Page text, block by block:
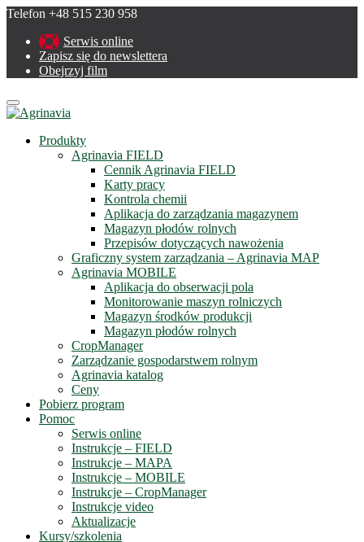
Telefon +48 515 230 958
Serwis online
Zapisz się do newslettera
Obejrzyj film
Menu
Produkty
Agrinavia FIELD
Cennik Agrinavia FIELD
Karty pracy
Kontrola chemii
Aplikacja do zarządzania magazynem
Magazyn płodów rolnych
Przepisów dotyczących nawożenia
Graficzny system zarządzania – Agrinavia MAP
Agrinavia MOBILE
Aplikacja do obserwacji pola
Monitorowanie maszyn rolniczych
Magazyn środków produkcji
Magazyn płodów rolnych
CropManager
Zarządzanie gospodarstwem rolnym
Agrinavia katalog
Ceny
Pobierz program
Pomoc
Serwis online
Instrukcje – FIELD
Instrukcje – MAPA
Instrukcje – MOBILE
Instrukcje – CropManager
Instrukcje video
Aktualizacje
Kursy/szkolenia